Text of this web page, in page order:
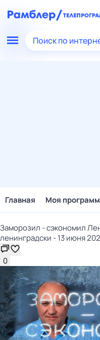
Поиск по
Главная Моя
Заморозил - сэкономил
ленинградски - 13 июня
0